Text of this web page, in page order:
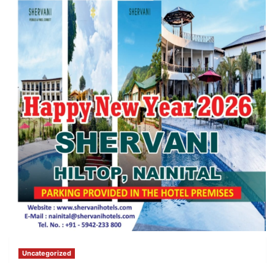
Uncategorized